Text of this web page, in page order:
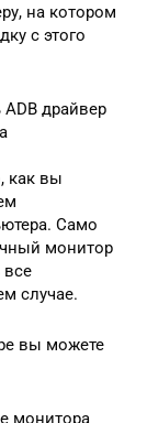
на котором
с этого
драйвер
как вы
Само
монитор
случае.
вы можете
монитора